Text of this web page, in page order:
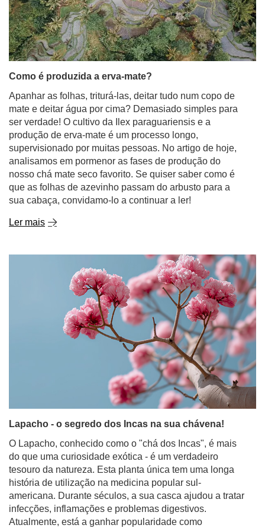
Como é produzida a erva-mate?
Apanhar as folhas, triturá-las, deitar tudo num copo de
mate e deitar água por cima? Demasiado simples para
ser verdade! O cultivo da Ilex paraguariensis e a
produção de erva-mate é um processo longo,
supervisionado por muitas pessoas. No artigo de hoje,
analisamos em pormenor as fases de produção do
nosso chá mate seco favorito. Se quiser saber como é
que as folhas de azevinho passam do arbusto para a
sua cabaça, convidamo-lo a continuar a ler!
Ler mais
Lapacho - o segredo dos Incas na sua chávena!
O Lapacho, conhecido como o "chá dos Incas", é mais
do que uma curiosidade exótica - é um verdadeiro
tesouro da natureza. Esta planta única tem uma longa
história de utilização na medicina popular sul-
americana. Durante séculos, a sua casca ajudou a tratar
infecções, inflamações e problemas digestivos.
Atualmente, está a ganhar popularidade como